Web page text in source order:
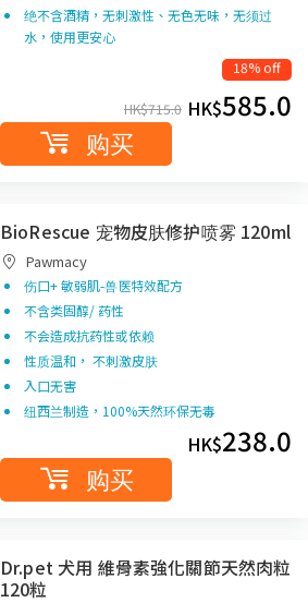
绝不含酒精，无刺激性、无色无味，无须过
水，使用更安心
18% off
HK$715.0 HK$585.0
购买
BioRescue 宠物皮肤修护喷雾 120ml
Pawmacy
伤口+ 敏弱肌-兽医特效配方
不含类固醇/ 药性
不会造成抗药性或依赖
性质温和， 不刺激皮肤
入口无害
纽西兰制造，100%天然环保无毒
HK$238.0
购买
Dr.pet 犬用 維骨素強化關節天然肉粒
120粒